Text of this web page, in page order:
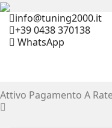
info@tuning2000.it
+39 0438 370138
WhatsApp
Attivo Pagamento A